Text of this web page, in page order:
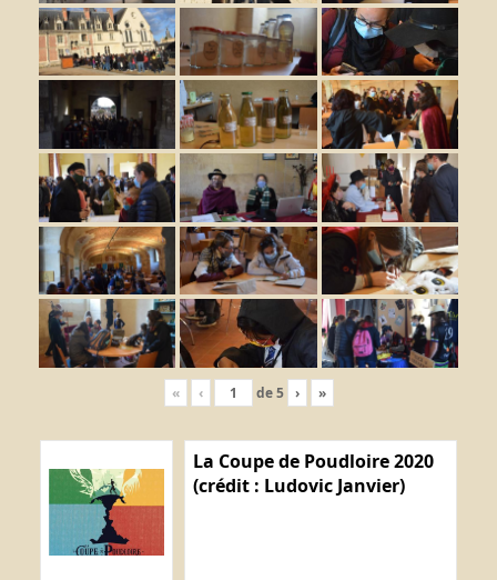
« ‹ de5 › »
La Coupe de Poudloire 2020
(crédit : Ludovic Janvier)